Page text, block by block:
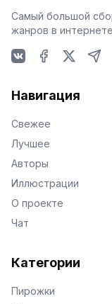
Самый большой
жанров в
Навигация
Свежее
Лучшее
Авторы
Иллюстрации
О проекте
Чат
Категории
Пирожки